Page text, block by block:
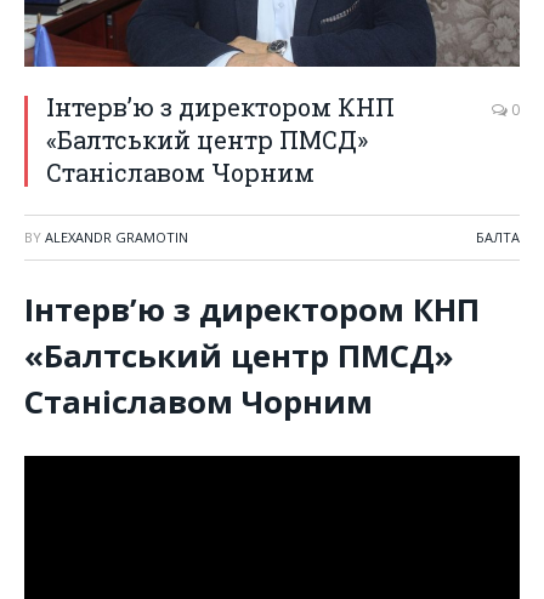
Інтерв’ю з директором КНП
«Балтський центр ПМСД»
Станіславом Чорним
0
BY ALEXANDR GRAMOTIN БАЛТА
Інтерв’ю з директором КНП
«Балтський центр ПМСД»
Станіславом Чорним